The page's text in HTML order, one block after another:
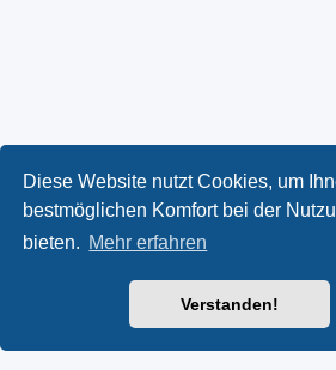
Diese Website nutzt Cookies, um
bestmöglichen Komfort bei der
bieten. Mehr erfahren
Verstanden!